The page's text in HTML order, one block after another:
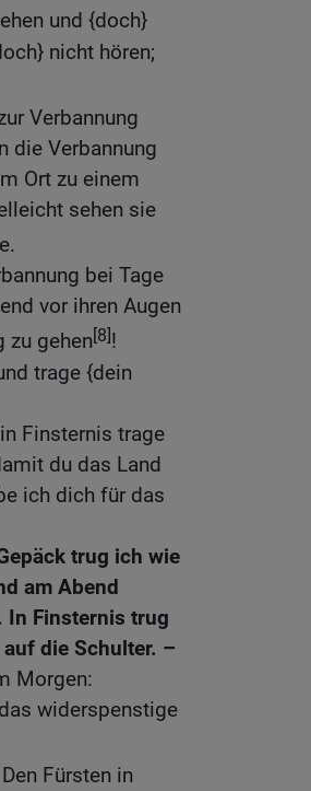
und {doch}
nicht hören;
Verbannung
die Verbannung
Ort zu einem
sehen sie
bei Tage
vor ihren Augen
zu gehen[8]!
trage {dein
Finsternis trage
du das Land
ich dich für das
trug ich wie
am Abend
In Finsternis trug
die Schulter. –
Morgen:
widerspenstige
Fürsten in